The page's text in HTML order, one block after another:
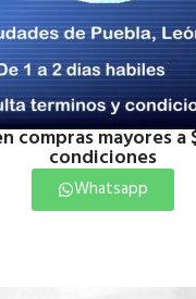
compras mayores
condiciones
Whatsapp